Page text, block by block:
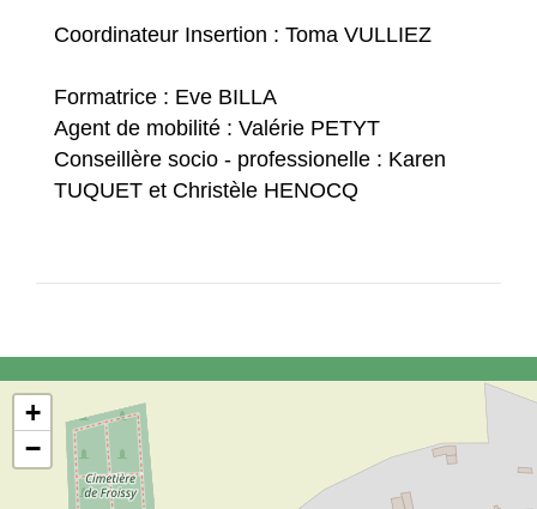
Coordinateur Insertion : Toma VULLIEZ
Formatrice : Eve BILLA
Agent de mobilité : Valérie PETYT
Conseillère socio - professionelle : Karen
TUQUET et Christèle HENOCQ
+
−